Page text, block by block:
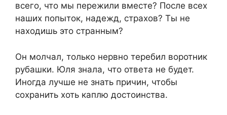
всего, что мы пережили вместе? После всех
наших попыток, надежд, страхов? Ты не
находишь это странным?
Он молчал, только нервно теребил воротник
рубашки. Юля знала, что ответа не будет.
Иногда лучше не знать причин, чтобы
сохранить хоть каплю достоинства.